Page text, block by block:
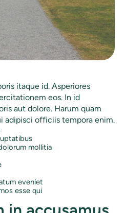
itaque id. Asperiores
eos. In id
aut dolore. Harum quam
adipisci officiis tempora enim.
mollitia
eveniet
esse qui